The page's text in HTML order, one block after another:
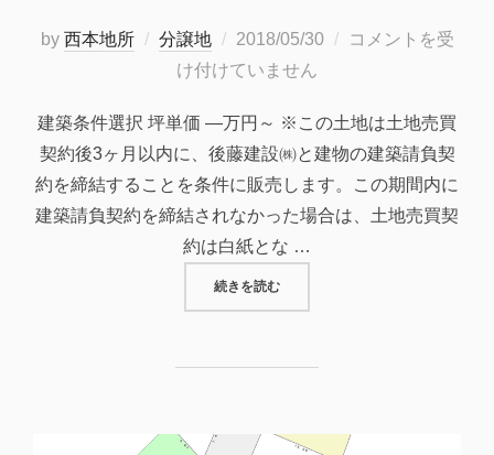
by 西本地所 分譲地
投
稿
2018/05/30
コメントを受
け付けていません
建築条件選択 坪単価 —万円～ ※この土地は土地売買
契約後3ヶ月以内に、後藤建設㈱と建物の建築請負契
約を締結することを条件に販売します。この期間内に
建築請負契約を締結されなかった場合は、土地売買契
約は白紙とな …
続きを読む“【完売御礼】府中市高木町の分譲